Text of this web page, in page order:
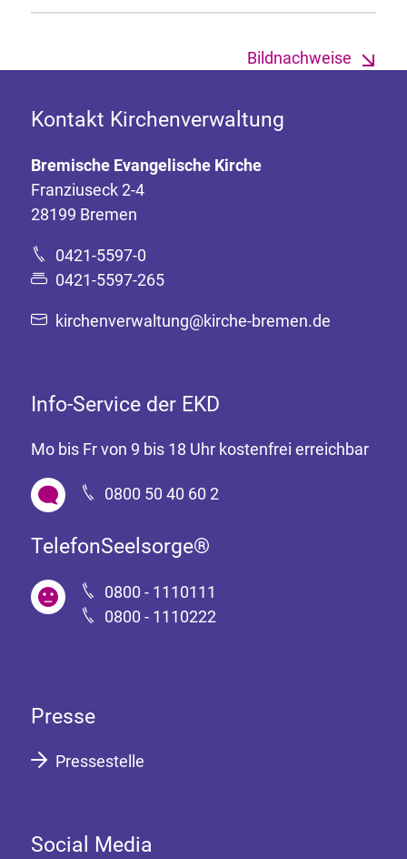
Bildnachweise
Kontakt Kirchenverwaltung
Bremische Evangelische Kirche
Franziuseck 2-4
28199 Bremen
0421-5597-0
0421-5597-265
kirchenverwaltung@kirche-bremen.de
Info-Service der EKD
Mo bis Fr von 9 bis 18 Uhr kostenfrei erreichbar
0800 50 40 60 2
TelefonSeelsorge®
0800 - 1110111
0800 - 1110222
Presse
Pressestelle
Social Media